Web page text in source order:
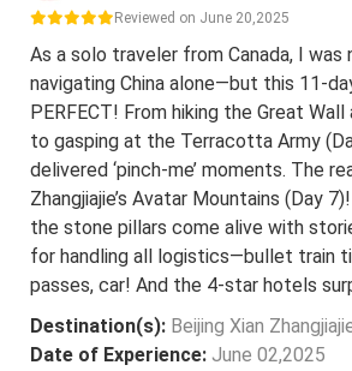
Reviewed on June 20,2025
As a solo traveler from Canada, I was
navigating China alone—but this 11-
PERFECT! From hiking the Great
to gasping at the Terracotta Army
delivered ‘pinch-me’ moments. The
Zhangjiajie’s Avatar Mountains (Day
the stone pillars come alive with
for handling all logistics—bullet train
passes, car! And the 4-star hotels
Destination(s): Beijing Xian
Date of Experience: June 02,2025